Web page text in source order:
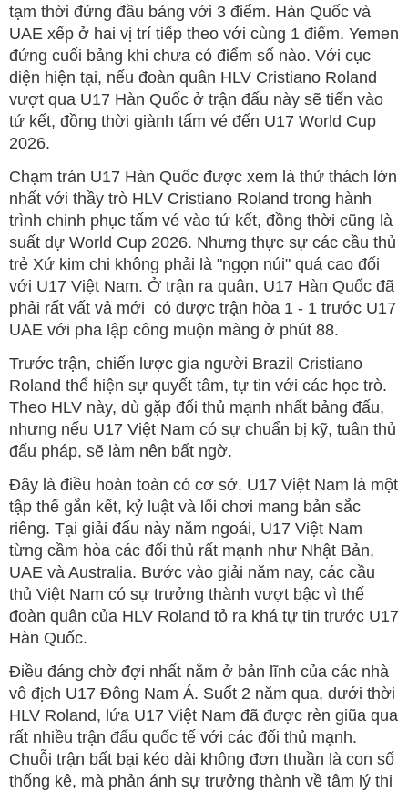
tạm thời đứng đầu bảng với 3 điểm. Hàn Quốc và
UAE xếp ở hai vị trí tiếp theo với cùng 1 điểm. Yemen
đứng cuối bảng khi chưa có điểm số nào. Với cục
diện hiện tại, nếu đoàn quân HLV Cristiano Roland
vượt qua U17 Hàn Quốc ở trận đấu này sẽ tiến vào
tứ kết, đồng thời giành tấm vé đến U17 World Cup
2026.
Chạm trán U17 Hàn Quốc được xem là thử thách lớn
nhất với thầy trò HLV Cristiano Roland trong hành
trình chinh phục tấm vé vào tứ kết, đồng thời cũng là
suất dự World Cup 2026. Nhưng thực sự các cầu thủ
trẻ Xứ kim chi không phải là "ngọn núi" quá cao đối
với U17 Việt Nam. Ở trận ra quân, U17 Hàn Quốc đã
phải rất vất vả mới có được trận hòa 1 - 1 trước U17
UAE với pha lập công muộn màng ở phút 88.
Trước trận, chiến lược gia người Brazil Cristiano
Roland thể hiện sự quyết tâm, tự tin với các học trò.
Theo HLV này, dù gặp đối thủ mạnh nhất bảng đấu,
nhưng nếu U17 Việt Nam có sự chuẩn bị kỹ, tuân thủ
đấu pháp, sẽ làm nên bất ngờ.
Đây là điều hoàn toàn có cơ sở. U17 Việt Nam là một
tập thể gắn kết, kỷ luật và lối chơi mang bản sắc
riêng. Tại giải đấu này năm ngoái, U17 Việt Nam
từng cầm hòa các đối thủ rất mạnh như Nhật Bản,
UAE và Australia. Bước vào giải năm nay, các cầu
thủ Việt Nam có sự trưởng thành vượt bậc vì thế
đoàn quân của HLV Roland tỏ ra khá tự tin trước U17
Hàn Quốc.
Điều đáng chờ đợi nhất nằm ở bản lĩnh của các nhà
vô địch U17 Đông Nam Á. Suốt 2 năm qua, dưới thời
HLV Roland, lứa U17 Việt Nam đã được rèn giũa qua
rất nhiều trận đấu quốc tế với các đối thủ mạnh.
Chuỗi trận bất bại kéo dài không đơn thuần là con số
thống kê, mà phản ánh sự trưởng thành về tâm lý thi